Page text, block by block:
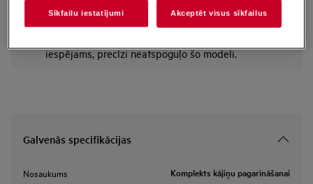
*Produkta lapas galerijā redzamie fotoattēli un
iespējams, precīzi neatspoguļo šo modeli.
Galvenās specifikācijas
Nosaukums Komplekts kājiņu pagarināšanai
Sīkfailu iestatījumi Akceptēt visus sīkfailus